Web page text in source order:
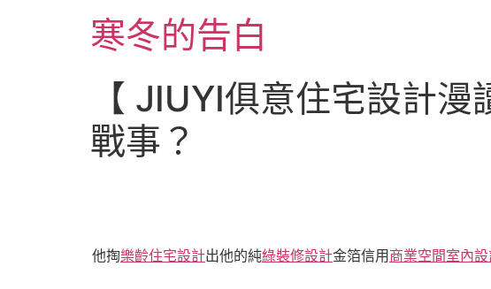
寒冬的告白
【 JIUYI俱意住宅設計
戰事？
他掏樂齡住宅設計出他的純綠裝修設計金箔信用商業空間室內